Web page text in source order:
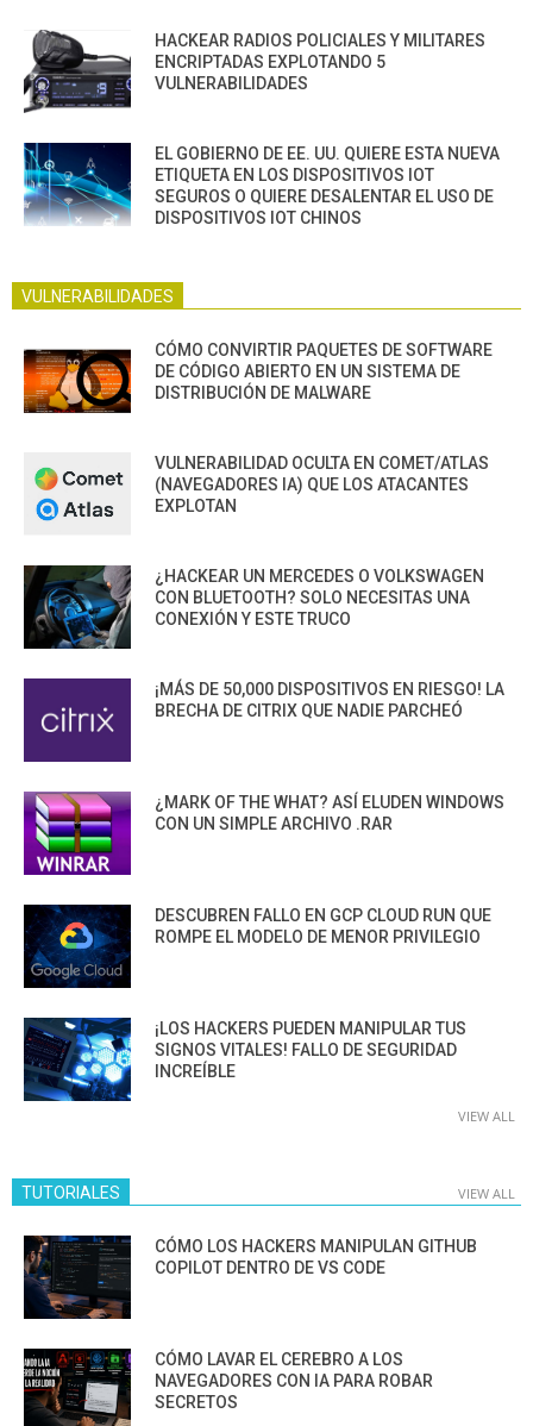
HACKEAR RADIOS POLICIALES Y MILITARES
ENCRIPTADAS EXPLOTANDO 5
VULNERABILIDADES
EL GOBIERNO DE EE. UU. QUIERE ESTA NUEVA
ETIQUETA EN LOS DISPOSITIVOS IOT
SEGUROS O QUIERE DESALENTAR EL USO DE
DISPOSITIVOS IOT CHINOS
VULNERABILIDADES
CÓMO CONVIRTIR PAQUETES DE SOFTWARE
DE CÓDIGO ABIERTO EN UN SISTEMA DE
DISTRIBUCIÓN DE MALWARE
VULNERABILIDAD OCULTA EN COMET/ATLAS
(NAVEGADORES IA) QUE LOS ATACANTES
EXPLOTAN
¿HACKEAR UN MERCEDES O VOLKSWAGEN
CON BLUETOOTH? SOLO NECESITAS UNA
CONEXIÓN Y ESTE TRUCO
¡MÁS DE 50,000 DISPOSITIVOS EN RIESGO! LA
BRECHA DE CITRIX QUE NADIE PARCHEÓ
¿MARK OF THE WHAT? ASÍ ELUDEN WINDOWS
CON UN SIMPLE ARCHIVO .RAR
DESCUBREN FALLO EN GCP CLOUD RUN QUE
ROMPE EL MODELO DE MENOR PRIVILEGIO
¡LOS HACKERS PUEDEN MANIPULAR TUS
SIGNOS VITALES! FALLO DE SEGURIDAD
INCREÍBLE
VIEW ALL
TUTORIALES VIEW ALL
CÓMO LOS HACKERS MANIPULAN GITHUB
COPILOT DENTRO DE VS CODE
CÓMO LAVAR EL CEREBRO A LOS
NAVEGADORES CON IA PARA ROBAR
SECRETOS